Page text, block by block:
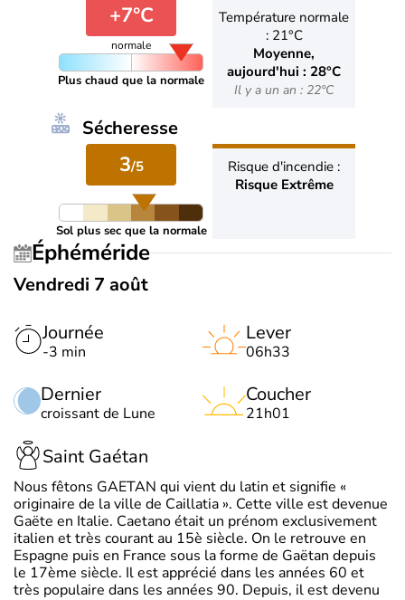
+7°C
normale
Plus chaud que la normale
Température normale
: 21°C
Moyenne,
aujourd'hui : 28°C
Il y a un an : 22°C
Sécheresse
3/5
Sol plus sec que la normale
Risque d'incendie :
Risque Extrême
Éphéméride
Vendredi 7 août
Journée
-3 min
Dernier
croissant de Lune
Lever
06h33
Coucher
21h01
Saint Gaétan
Nous fêtons GAETAN qui vient du latin et signifie «
originaire de la ville de Caillatia ». Cette ville est devenue
Gaëte en Italie. Caetano était un prénom exclusivement
italien et très courant au 15è siècle. On le retrouve en
Espagne puis en France sous la forme de Gaëtan depuis
le 17ème siècle. Il est apprécié dans les années 60 et
très populaire dans les années 90. Depuis, il est devenu